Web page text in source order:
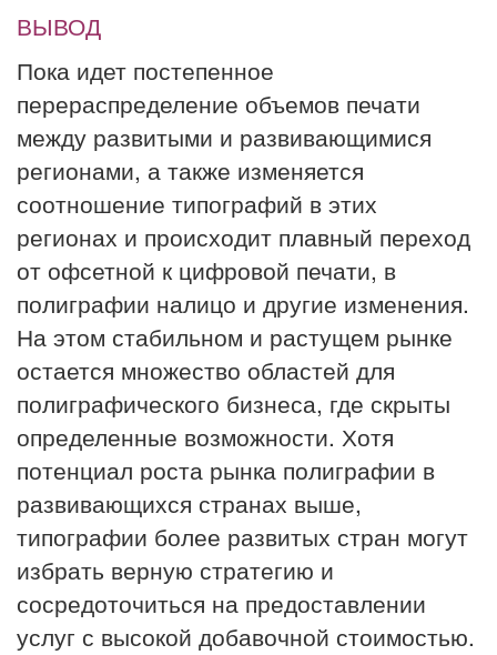
ВЫВОД
Пока идет постепенное
перераспределение объемов печати
между развитыми и развивающимися
регионами, а также изменяется
соотношение типографий в этих
регионах и происходит плавный переход
от офсетной к цифровой печати, в
полиграфии налицо и другие изменения.
На этом стабильном и растущем рынке
остается множество областей для
полиграфического бизнеса, где скрыты
определенные возможности. Хотя
потенциал роста рынка полиграфии в
развивающихся странах выше,
типографии более развитых стран могут
избрать верную стратегию и
сосредоточиться на предоставлении
услуг с высокой добавочной стоимостью.